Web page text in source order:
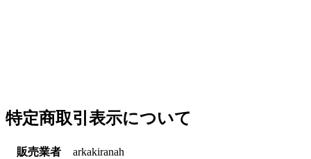
特定商取引表示について
販売業者
arkakiranah